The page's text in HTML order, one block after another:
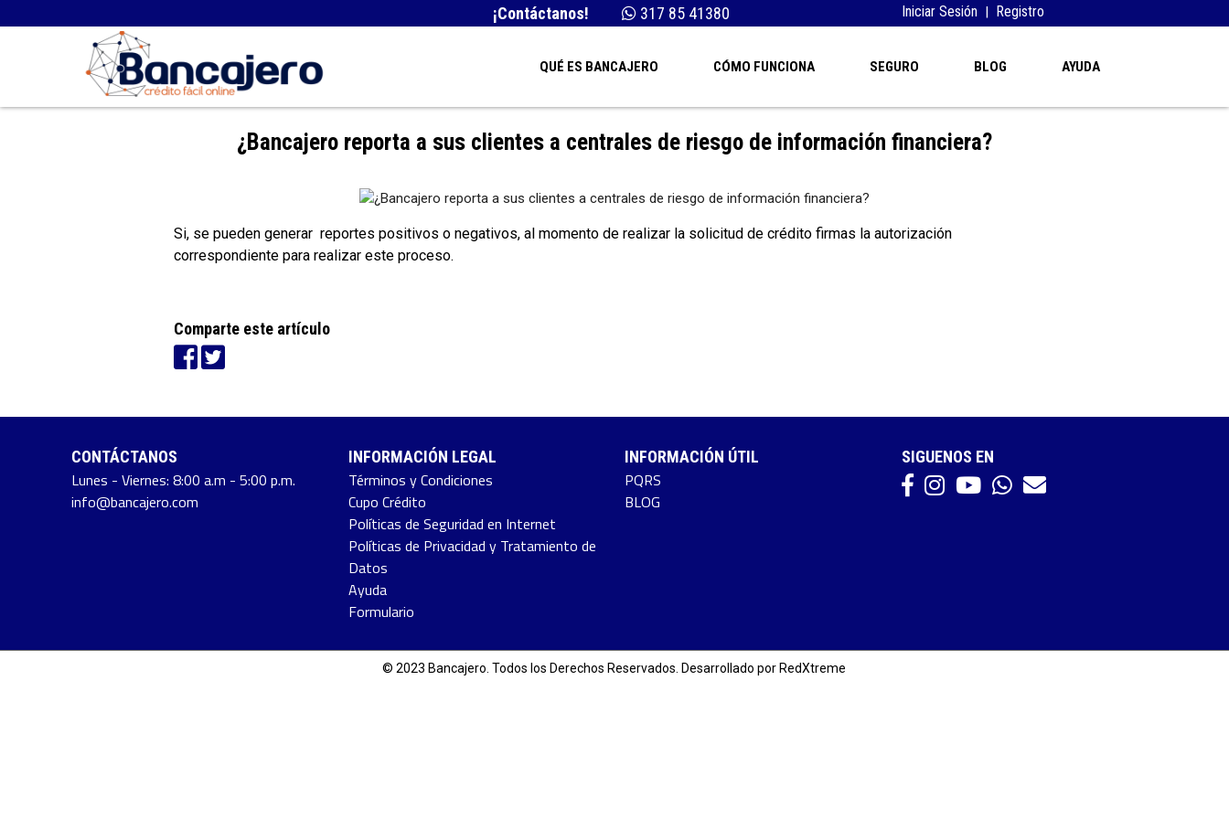
¡Contáctanos! 317 85 41380 Iniciar Sesión | Registro
QUÉ ES BANCAJERO CÓMO FUNCIONA SEGURO BLOG AYUDA
¿Bancajero reporta a sus clientes a centrales de riesgo de información financiera?
Si, se pueden generar reportes positivos o negativos, al momento de realizar la solicitud de crédito firmas la autorización
correspondiente para realizar este proceso.
Comparte este artículo
CONTÁCTANOS
Lunes - Viernes: 8:00 a.m - 5:00 p.m.
info@bancajero.com
INFORMACIÓN LEGAL
Términos y Condiciones
Cupo Crédito
Políticas de Seguridad en Internet
Políticas de Privacidad y Tratamiento de
Datos
Ayuda
Formulario
INFORMACIÓN ÚTIL
PQRS
BLOG
SIGUENOS EN
© 2023 Bancajero. Todos los Derechos Reservados. Desarrollado por RedXtreme